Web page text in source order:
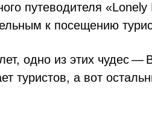
путеводителя
к посещению
одно из этих чудес
туристов, а вот